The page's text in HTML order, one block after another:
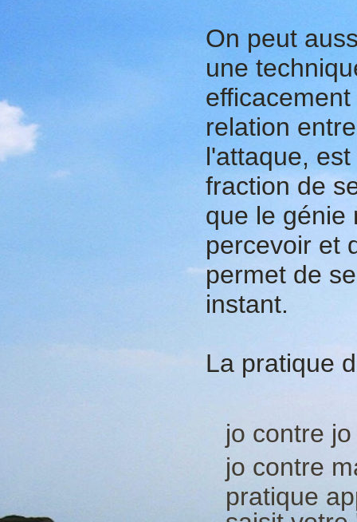
On peut
une
relation
l'attaque,
fraction de
que le génie
percevoir et
permet de
instant.
La pratique
jo contre jo
jo contre
pratique